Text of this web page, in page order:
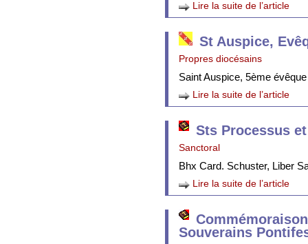
Lire la suite de l’article
St Auspice,
Propres diocésains
Saint Auspice, 5ème
Lire la suite de l’article
Sts Processus
Sanctoral
Bhx Card. Schuster, Liber
Lire la suite de l’article
Souverains